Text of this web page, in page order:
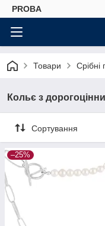
PROBA
Товари Срібні
Кольє з
Сортування
–25%